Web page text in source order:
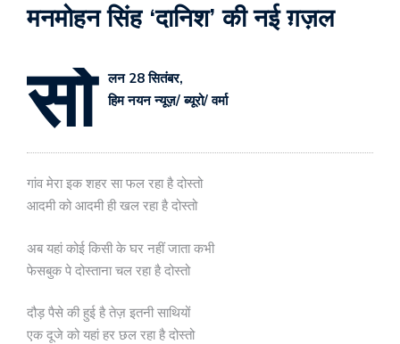
मनमोहन सिंह ‘दानिश’ की नई ग़ज़ल
सो
लन 28 सितंबर,
हिम नयन न्यूज़/ ब्यूरो/ वर्मा
गांव मेरा इक शहर सा फल रहा है दोस्तो
आदमी को आदमी ही खल रहा है दोस्तो
अब यहां कोई किसी के घर नहीं जाता कभी
फेसबुक पे दोस्ताना चल रहा है दोस्तो
दौड़ पैसे की हुई है तेज़ इतनी साथियों
एक दूजे को यहां हर छल रहा है दोस्तो